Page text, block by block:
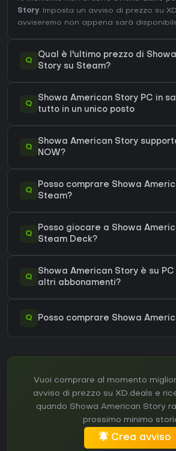
Story. Imposta un avviso di prezzo su
avviseremo non appena sarà
Q
Qual è l'ultimo prezzo di
Story su Steam?
Q
Showa American Story PC in
tutto in un unico posto
Q
Showa American Story
NOW?
Q
Posso comprare Showa
Steam?
Q
Posso giocare a Showa
Steam Deck?
Q
Showa American Story è su
altri abbonamenti?
Q Posso comprare Showa
Vuoi comprare al momento
avviso di prezzo su XD.deals e
quando Showa American Story
prossimo minimo
Crea avviso